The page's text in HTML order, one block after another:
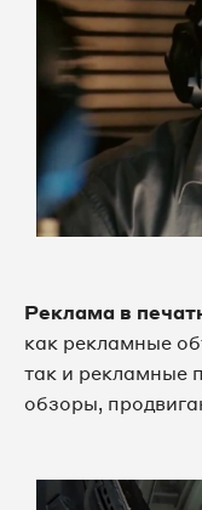
Реклама в
как рекламные
так и рекламные
обзоры,